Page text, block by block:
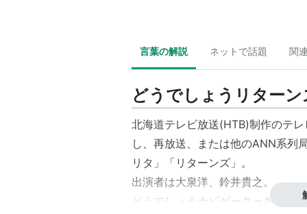
言葉の解説 ネットで話題 関
どうでしょうリターン
北海道テレビ放送(HTB)制作のテ
し、再放送、または他のANN系列
リタ 」「リターンズ」。
出演者は大泉洋、鈴井貴之。
どうでしょうナビゲーターあんち